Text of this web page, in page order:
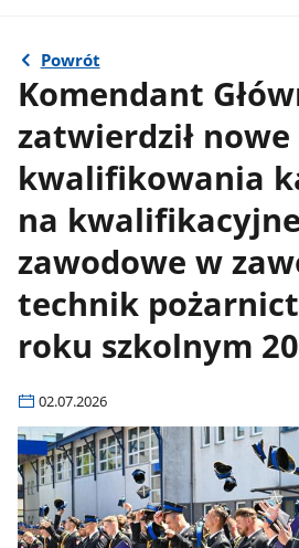
Powrót
Komendant
zatwierdził nowe
kwalifikowania
na
zawodowe w
technik
roku szkolnym
02.07.2026